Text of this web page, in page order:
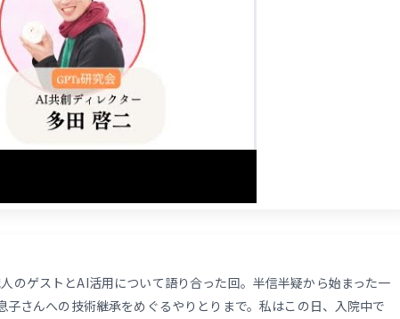
のゲストとAI活用について語り合った回。半信半疑から始まった一
さんへの技術継承をめぐるやりとりまで。私はこの日、入院中で